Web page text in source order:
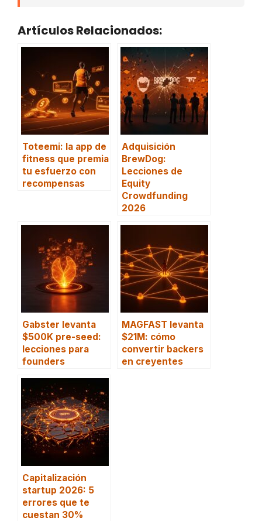
Artículos Relacionados:
Toteemi: la app de
fitness que premia
tu esfuerzo con
recompensas
Adquisición
BrewDog:
Lecciones de
Equity
Crowdfunding
2026
Gabster levanta
$500K pre-seed:
lecciones para
founders
MAGFAST levanta
$21M: cómo
convertir backers
en creyentes
Capitalización
startup 2026: 5
errores que te
cuestan 30%